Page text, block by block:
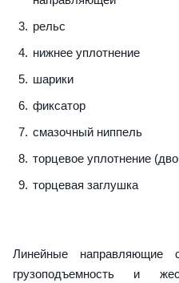
рельс
нижнее уплотнение
шарики
фиксатор
смазочный ниппель
торцевое уплотнение
торцевая заглушка
Линейные направляющие
грузоподъемность и